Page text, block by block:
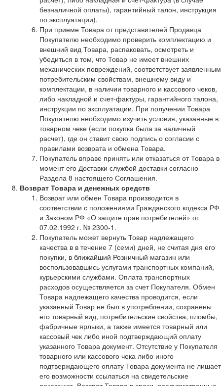
безналичной оплаты), гарантийный талон, инструкция
по эксплуатации).
При приеме Товара от представителей Продавца
Покупателю необходимо проверить комплектацию и
внешний вид Товара, распаковать, осмотреть и
убедиться в том, что Товар не имеет внешних
механических повреждений, соответствует заявленным
потребительским свойствам, внешнему виду и
комплектации, в наличии товарного и кассового чеков,
либо накладной и счет-фактуры, гарантийного талона,
инструкции по эксплуатации. При получении Товара
Покупателю необходимо изучить условия, указанные в
товарном чеке (если покупка была за наличный
расчет), где он ставит свою подпись о согласии с
правилами возврата и обмена Товара.
Покупатель вправе принять или отказаться от Товара в
момент его Доставки службой доставки согласно
Раздела 8 настоящего Соглашения.
Возврат Товара и денежных средств
Возврат или обмен Товара производится в
соответствии с положениями Гражданского кодекса РФ
и Законом РФ «О защите прав потребителей» от
07.02.1992 г. № 2300-1.
Покупатель может вернуть Товар надлежащего
качества в в течение 7 (семи) дней, не считая дня его
покупки, в ближайший Розничный магазин или
воспользовавшись услугами транспортных компаний,
курьерскими службами. Оплата транспортных
расходов осуществляется за счет Покупателя. Обмен
Товара надлежащего качества проводится, если
указанный Товар не был в употреблении, сохранены
его товарный вид, потребительские свойства, пломбы,
фабричные ярлыки, а также имеется товарный или
кассовый чек либо иной подтверждающий оплату
указанного Товара документ. Отсутствие у Покупателя
товарного или кассового чека либо иного
подтверждающего оплату Товара документа не лишает
его возможности ссылаться на свидетельские